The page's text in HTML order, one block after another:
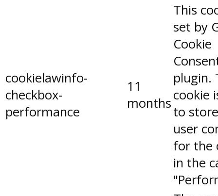
cookielawinfo-
checkbox-
performance
11
months
This
set by
Cookie
plugin.
cookie
to
user
for the
in the